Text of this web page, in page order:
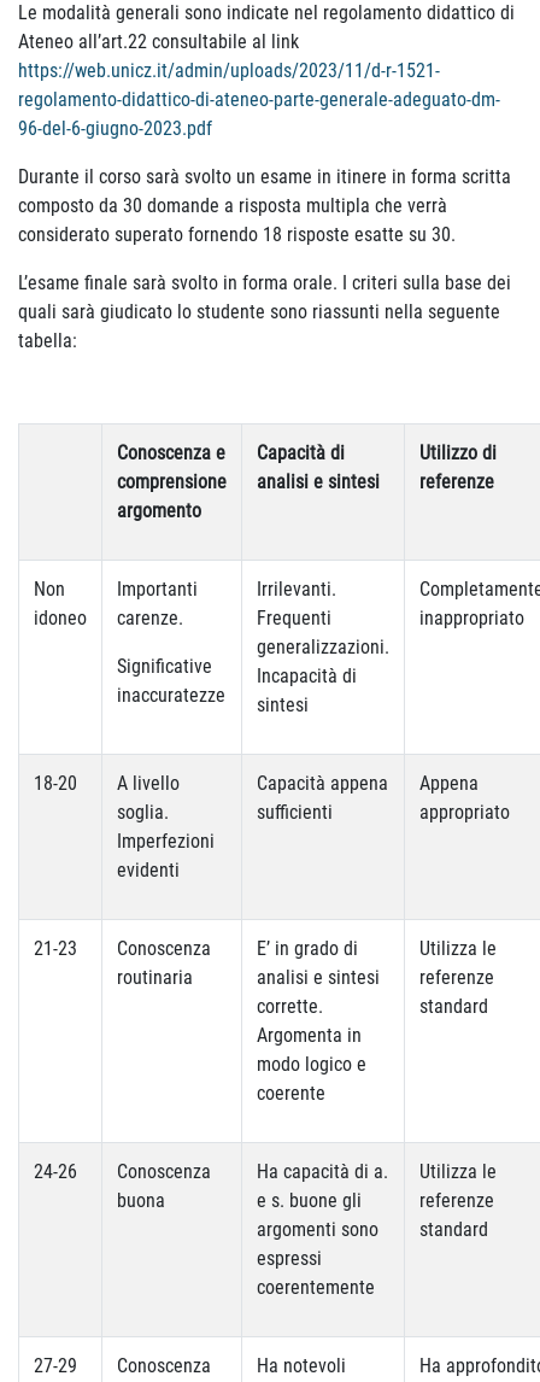
Le modalità generali sono indicate nel regolamento didattico di
Ateneo all’art.22 consultabile al link
https://web.unicz.it/admin/uploads/2023/11/d-r-1521-
regolamento-didattico-di-ateneo-parte-generale-adeguato-dm-
96-del-6-giugno-2023.pdf
Durante il corso sarà svolto un esame in itinere in forma scritta
composto da 30 domande a risposta multipla che verrà
considerato superato fornendo 18 risposte esatte su 30.
L’esame finale sarà svolto in forma orale. I criteri sulla base dei
quali sarà giudicato lo studente sono riassunti nella seguente
tabella:
Conoscenza e
comprensione
argomento
Capacità di
analisi e sintesi
Utilizzo di
referenze
Non
idoneo
Importanti
carenze.
Significative
inaccuratezze
Irrilevanti.
Frequenti
generalizzazioni.
Incapacità di
sintesi
inappropriato
18-20
A livello
soglia.
Imperfezioni
evidenti
Capacità appena
sufficienti
Appena
appropriato
21-23
Conoscenza
routinaria
E’ in grado di
analisi e sintesi
corrette.
Argomenta in
modo logico e
coerente
Utilizza le
referenze
standard
24-26
Conoscenza
buona
Ha capacità di a.
e s. buone gli
argomenti sono
espressi
coerentemente
Utilizza le
referenze
standard
27-29
Conoscenza
Ha notevoli
Ha